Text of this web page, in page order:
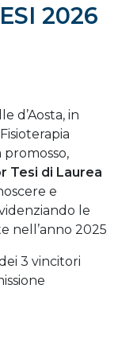
2026
d’Aosta, in
promosso,
Tesi di Laurea
e
le
nell’anno 2025
3 vincitori